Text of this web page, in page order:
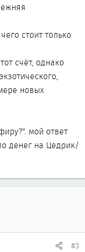
стоит только
счёт, однако
новых
мой ответ
денег на Цедрик/
#3